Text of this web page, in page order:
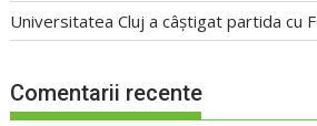
Universitatea Cluj a câștigat partida cu
Comentarii recente